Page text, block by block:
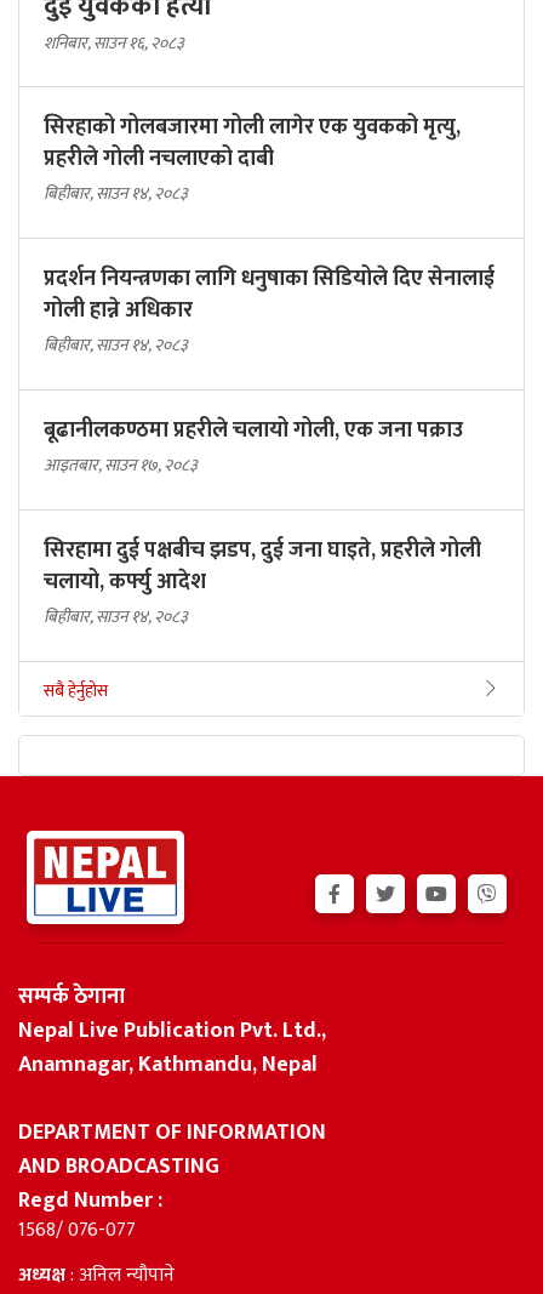
शनिबार, साउन १६, २०८३
सिरहाको गोलबजारमा गोली लागेर एक युवकको मृत्यु,
प्रहरीले गोली नचलाएको दाबी
बिहीबार, साउन १४, २०८३
प्रदर्शन नियन्त्रणका लागि धनुषाका सिडियोले दिए सेनालाई
गोली हान्ने अधिकार
बिहीबार, साउन १४, २०८३
बूढानीलकण्ठमा प्रहरीले चलायो गोली, एक जना पक्राउ
आइतबार, साउन १७, २०८३
सिरहामा दुई पक्षबीच झडप, दुई जना घाइते, प्रहरीले गोली
चलायो, कर्फ्यु आदेश
बिहीबार, साउन १४, २०८३
सबै हेर्नुहोस
सम्पर्क ठेगाना
Nepal Live Publication Pvt. Ltd.,
Anamnagar, Kathmandu, Nepal
DEPARTMENT OF INFORMATION
AND BROADCASTING
Regd Number :
1568/ 076-077
अध्यक्ष: अनिल न्यौपाने